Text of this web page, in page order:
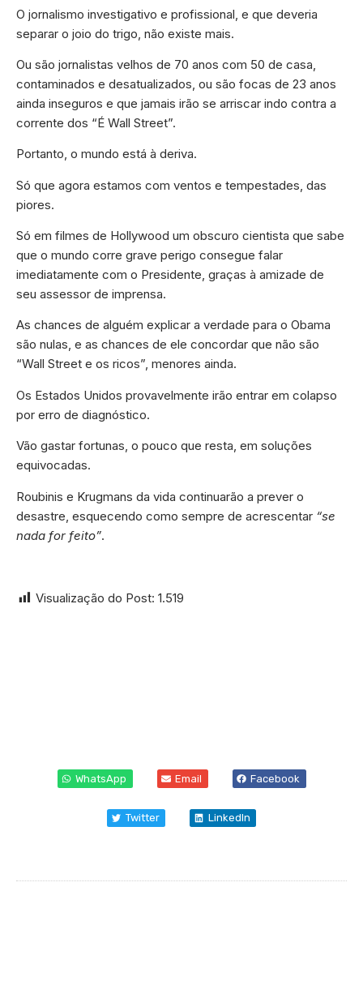
O jornalismo investigativo e profissional, e que deveria
separar o joio do trigo, não existe mais.
Ou são jornalistas velhos de 70 anos com 50 de casa,
contaminados e desatualizados, ou são focas de 23 anos
ainda inseguros e que jamais irão se arriscar indo contra a
corrente dos “É Wall Street”.
Portanto, o mundo está à deriva.
Só que agora estamos com ventos e tempestades, das
piores.
Só em filmes de Hollywood um obscuro cientista que sabe
que o mundo corre grave perigo consegue falar
imediatamente com o Presidente, graças à amizade de
seu assessor de imprensa.
As chances de alguém explicar a verdade para o Obama
são nulas, e as chances de ele concordar que não são
“Wall Street e os ricos”, menores ainda.
Os Estados Unidos provavelmente irão entrar em colapso
por erro de diagnóstico.
Vão gastar fortunas, o pouco que resta, em soluções
equivocadas.
Roubinis e Krugmans da vida continuarão a prever o
desastre, esquecendo como sempre de acrescentar “se
nada for feito”.
Visualização do Post: 1.519
WhatsApp Email Facebook
Twitter LinkedIn